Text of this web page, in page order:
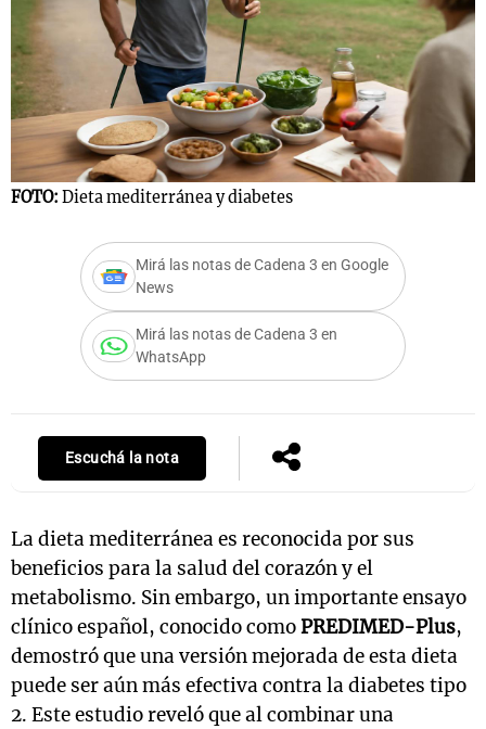
FOTO: Dieta mediterránea y diabetes
Mirá las notas de Cadena 3 en Google
News
Mirá las notas de Cadena 3 en
WhatsApp
Escuchá la nota
La dieta mediterránea es reconocida por sus
beneficios para la salud del corazón y el
metabolismo. Sin embargo, un importante ensayo
clínico español, conocido comoPREDIMED-Plus,
demostró que una versión mejorada de esta dieta
puede ser aún más efectiva contra la diabetes tipo
2. Este estudio reveló que al combinar una